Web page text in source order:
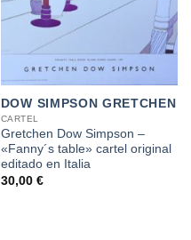
DOW SIMPSON GRETCHEN
CARTEL
Gretchen Dow Simpson –
«Fanny´s table» cartel original
editado en Italia
30,00 €